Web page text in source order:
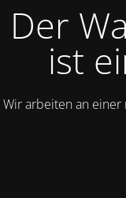
Der
ist
Wir arbeiten an einer